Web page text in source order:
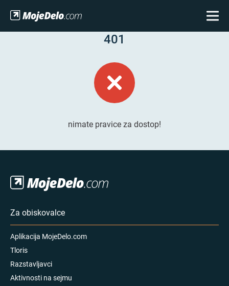
401
nimate pravice za dostop!
Za obiskovalce
Aplikacija MojeDelo.com
Tloris
Razstavljavci
Aktivnosti na sejmu